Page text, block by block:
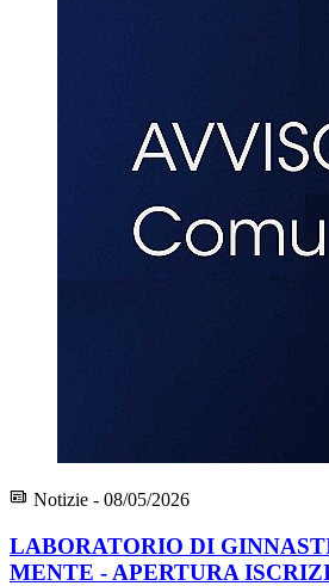
Notizie - 08/05/2026
LABORATORIO DI
MENTE - APERTURA